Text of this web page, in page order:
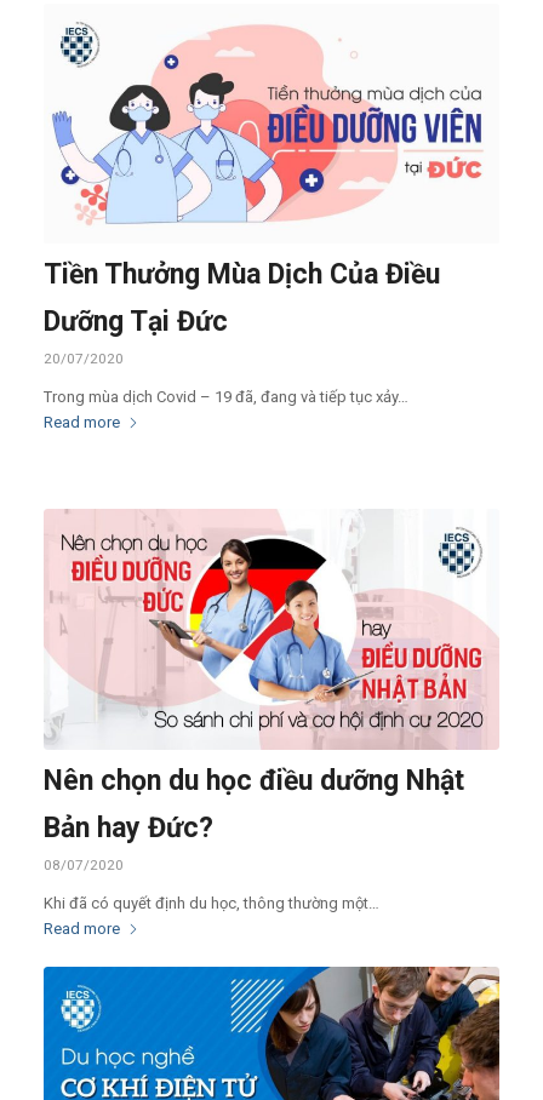
Tiền Thưởng Mùa Dịch Của Điều
Dưỡng Tại Đức
20/07/2020
Trong mùa dịch Covid – 19 đã, đang và tiếp tục xảy…
Read more
Nên chọn du học điều dưỡng Nhật
Bản hay Đức?
08/07/2020
Khi đã có quyết định du học, thông thường một…
Read more